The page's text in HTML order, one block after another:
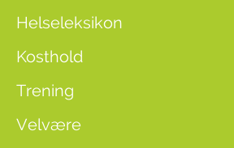
Helseleksikon
Kosthold
Trening
Velvære